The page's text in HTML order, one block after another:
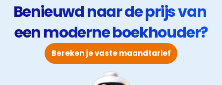
Benieuwd naar de prijs van
een moderne boekhouder?
Bereken je vaste maandtarief